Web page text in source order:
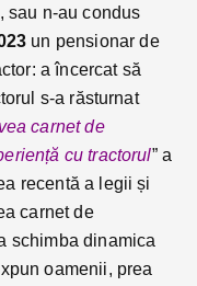
sau n-au condus
un pensionar de
a încercat să
s-a răsturnat
carnet de
cu tractorul” a
recentă a legii și
carnet de
schimba dinamica
oamenii, prea